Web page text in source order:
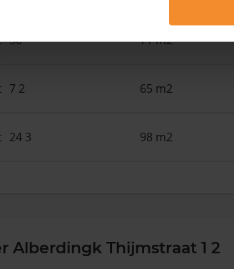
30 71 m2
7 2 65 m2
24 3 98 m2
Alberdingk Thijmstraat 1 2